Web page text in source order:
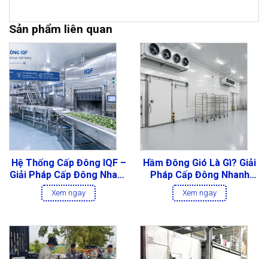
Sản phẩm liên quan
Hệ Thống Cấp Đông IQF –
Giải Pháp Cấp Đông Nhanh
Liên Tục Cho Nhà Máy
Thực Phẩm
Xem ngay
Hầm Đông Gió Là Gì? Giải
Pháp Cấp Đông Nhanh
Cho Thủy Sản, Thịt Và
Thực Phẩm
Xem ngay